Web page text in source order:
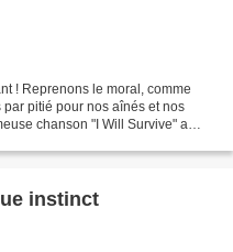
! Reprenons le moral, comme
pitié pour nos aînés et nos
chanson "I Will Survive" a
instinct